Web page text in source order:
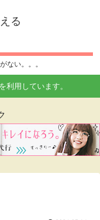
る
ない。。。
利用しています。